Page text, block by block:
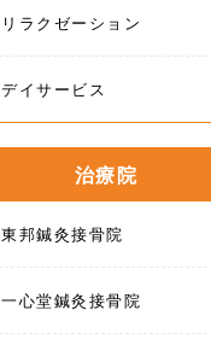
リラクゼーション
デイサービス
治療院
東邦鍼灸接骨院
一心堂鍼灸接骨院